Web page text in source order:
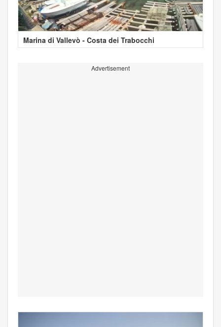
Marina di Vallevò - Costa dei Trabocchi
Advertisement